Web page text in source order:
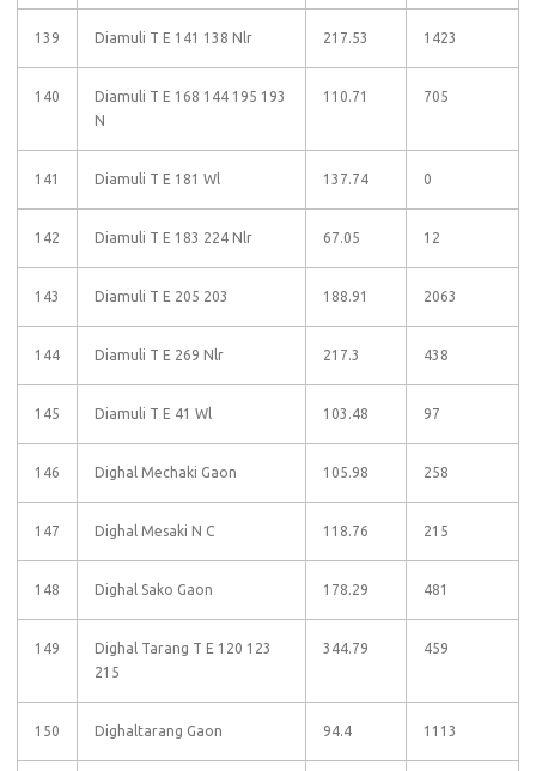
139 Diamuli T E 141 138 Nlr 217.53 1423
140
Diamuli T E 168 144 195 193
N
110.71 705
141 Diamuli T E 181 Wl 137.74 0
142 Diamuli T E 183 224 Nlr 67.05 12
143 Diamuli T E 205 203 188.91 2063
144 Diamuli T E 269 Nlr 217.3 438
145 Diamuli T E 41 Wl 103.48 97
146 Dighal Mechaki Gaon 105.98 258
147 Dighal Mesaki N C 118.76 215
148 Dighal Sako Gaon 178.29 481
149
Dighal Tarang T E 120 123
215
344.79 459
150 Dighaltarang Gaon 94.4 1113